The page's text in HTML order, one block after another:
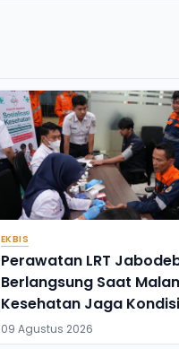
EKBIS
Perawatan LRT
Berlangsung Saat
Kesehatan Jaga Kondisi
Petugas
09 Agustus 2026